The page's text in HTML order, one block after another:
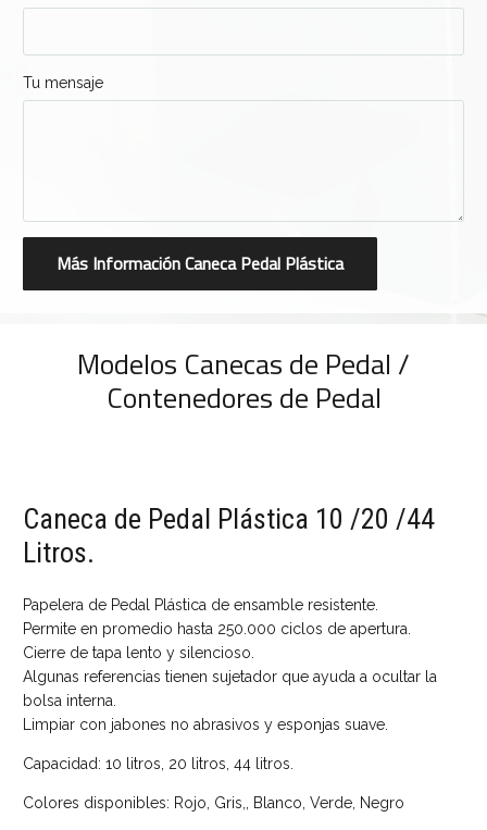
Tu mensaje
Modelos Canecas de Pedal /
Contenedores de Pedal
Caneca de Pedal Plástica 10 /20 /44
Litros.
Papelera de Pedal Plástica de ensamble resistente.
Permite en promedio hasta 250.000 ciclos de apertura.
Cierre de tapa lento y silencioso.
Algunas referencias tienen sujetador que ayuda a ocultar la
bolsa interna.
Limpiar con jabones no abrasivos y esponjas suave.
Capacidad: 10 litros, 20 litros, 44 litros.
Colores disponibles: Rojo, Gris,, Blanco, Verde, Negro